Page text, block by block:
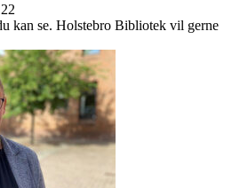
kan se. Holstebro Bibliotek vil gerne